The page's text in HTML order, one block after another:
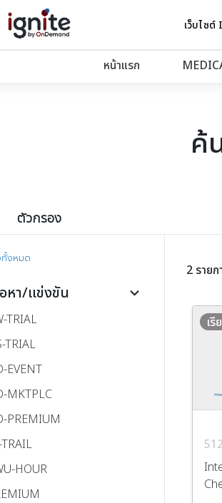
เว็บไซ
หน้าแรก
ค้
ตัวกรอง
ทั้งหมด
หา/แข่งขัน keyboard_arrow_down
TRIAL
TRIAL
EVENT
MKTPLC
PREMIUM
TRAIL
HOUR
2 รายก
เรี